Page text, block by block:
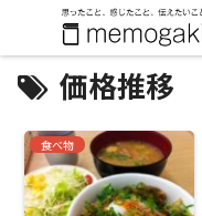
価格推移
食べ物